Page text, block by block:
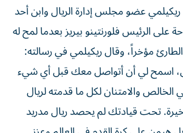
عضو مجلس إدارة الريال وابن أحد
على الرئيس فلورنتينو بيريز بعدما لمح له
مؤخراً، وقال ريكيلمي في رسالته:
اسمح لي أن أتواصل معك قبل أي شيء
الخالص والامتنان لكل ما قدمته لريال
تحت قيادتك لم يحصد ريال مدريد